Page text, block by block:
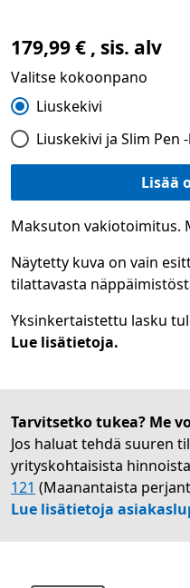
179,99 € , sis. alv
Valitse kokoonpano
Liuskekivi
Liuskekivi ja Slim Pen
Lisää
Maksuton vakiotoimitus.
Näytetty kuva on vain
tilattavasta
Yksinkertaistettu lasku
Lue lisätietoja.
Tarvitsetko tukea? Me
Jos haluat tehdä suuren
yrityskohtaisista
121 (Maanantaista
Lue lisätietoja